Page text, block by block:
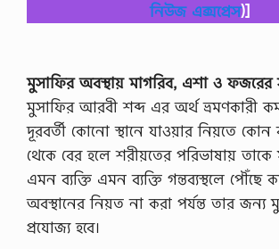
নিউজ এক্সপ্রেস)]
মুসাফির অবস্থায় মাগরিব, এশা ও ফজরের
মুসাফির আরবী শব্দ এর অর্থ ভ্রমণকারী
দূরবর্তী কোনো স্থানে যাওয়ার নিয়তে কোন
থেকে বের হলে শরীয়তের পরিভাষায় তাকে
এমন ব্যক্তি এমন ব্যক্তি গন্তব্যস্থলে পৌঁছে
অবস্থানের নিয়ত না করা পর্যন্ত তার জন্য
প্রযোজ্য হবে।